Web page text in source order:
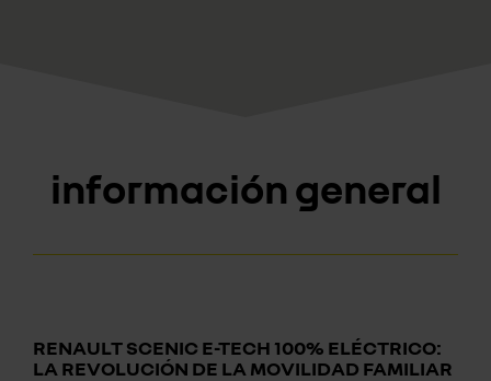
información general
RENAULT SCENIC E-TECH 100% ELÉCTRICO:
LA REVOLUCIÓN DE LA MOVILIDAD FAMILIAR